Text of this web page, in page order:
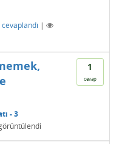
cevaplandı |
1
cevap
- 3